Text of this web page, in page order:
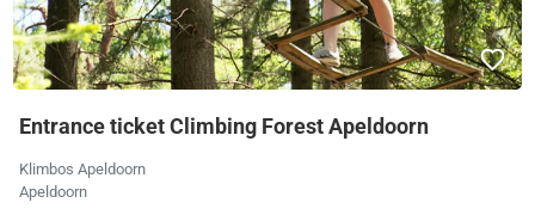
Entrance ticket Climbing Forest Apeldoorn
Klimbos Apeldoorn
Apeldoorn